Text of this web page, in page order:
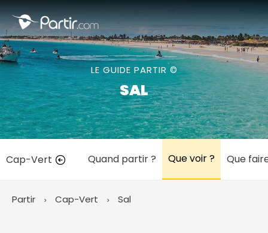
LE GUIDE PARTIR ©
SAL
Cap-Vert Quand partir ? Que voir ? Que
Partir Cap-Vert Sal
Fermer
📍 Destinations populaires
☀️ Où partir par mois
Avril Mai
Juin
Juillet
Août Septembre